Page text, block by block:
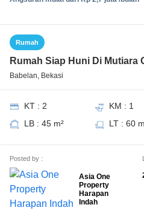
Rumah
Rumah Siap Huni Di Mutiara
Babelan, Bekasi
KT : 2 KM : 1
LB : 45 m²
LT : 60
Posted by :
Asia One
Property
Harapan
Indah